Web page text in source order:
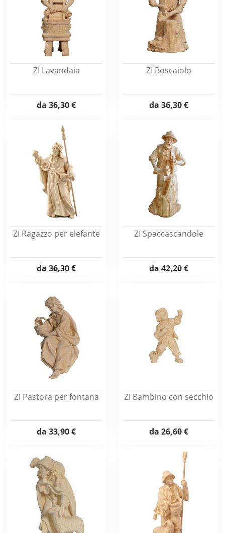
ZI Lavandaia
da 36,30 €
ZI Boscaiolo
da 36,30 €
ZI Ragazzo per elefante
da 36,30 €
ZI Spaccascandole
da 42,20 €
ZI Pastora per fontana
da 33,90 €
ZI Bambino con secchio
da 26,60 €